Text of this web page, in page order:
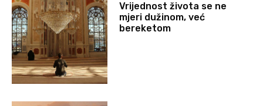
Vrijednost života se ne
mjeri dužinom, već
bereketom